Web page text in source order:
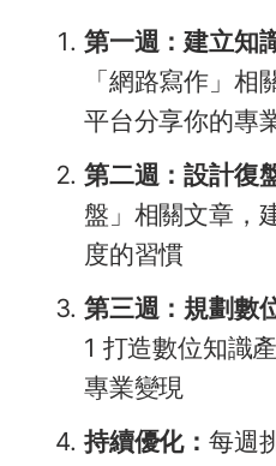
第一週：建立知
「網路寫作」相
平台分享你的專
第二週：設計復
盤」相關文章，
度的習慣
第三週：規劃數
1 打造數位知識
專業變現
持續優化：每週